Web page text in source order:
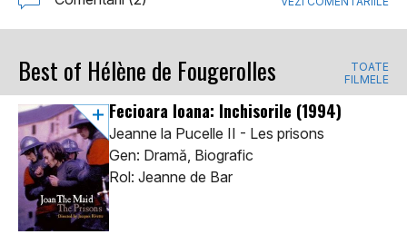
Best of Hélène de Fougerolles
TOATE
FILMELE
Fecioara Ioana: Inchisorile (1994)
Jeanne la Pucelle II - Les prisons
Gen: Dramă, Biografic
Rol: Jeanne de Bar